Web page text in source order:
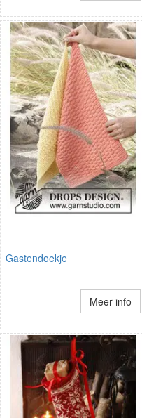
Gastendoekje
Meer info